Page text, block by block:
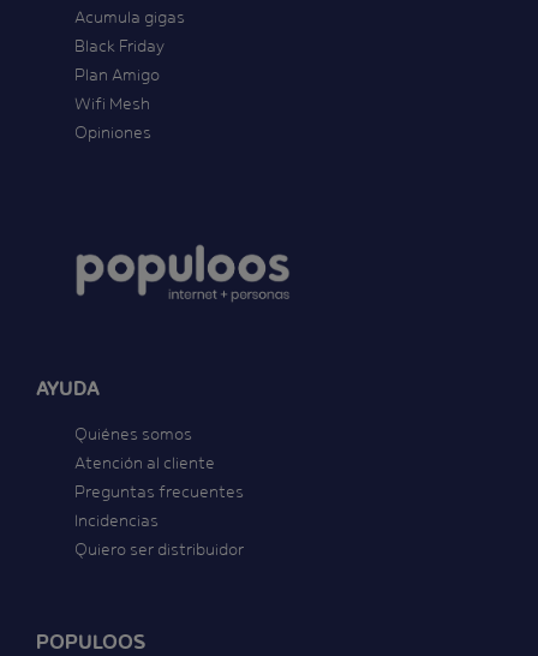
Acumula gigas
Black Friday
Plan Amigo
Wifi Mesh
Opiniones
AYUDA
Quiénes somos
Atención al cliente
Preguntas frecuentes
Incidencias
Quiero ser distribuidor
POPULOOS